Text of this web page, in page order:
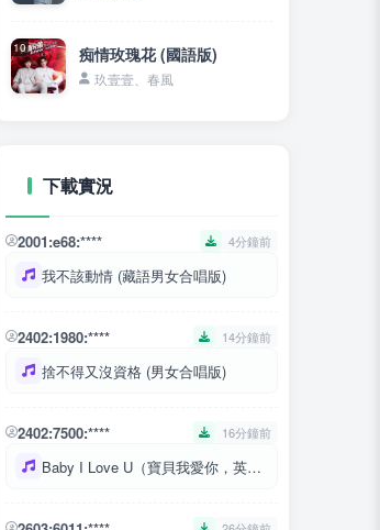
10 痴情玫瑰花 (國語版)
玖壹壹、春風
下載實況
2001:e68:**** 4分鐘前
我不該動情 (藏語男女合唱版)
2402:1980:**** 14分鐘前
捨不得又沒資格 (男女合唱版)
2402:7500:**** 16分鐘前
Baby I Love U（寶貝我愛你，英文）